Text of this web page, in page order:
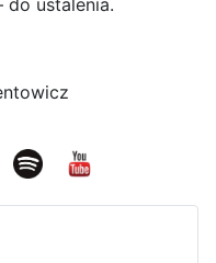
do ustalenia.